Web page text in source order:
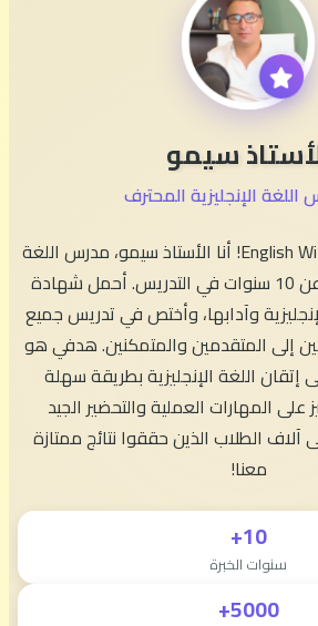
سيمو
الإنجليزية المحترف
مرحباً بكم في English With Simo! أنا الأستاذ سيمو، مدرس اللغة
الإنجليزية بخبرة تزيد عن 10 سنوات في التدريس. أحمل شهادة
وآدابها، وأختص في تدريس جميع
إلى المتقدمين والمتمكنين. هدفي هو
اللغة الإنجليزية بطريقة سهلة
المهارات العملية والتحضير الجيد
آلاف الطلاب الذين حققوا نتائج ممتازة
معنا!
10+
سنوات الخبرة
5000+